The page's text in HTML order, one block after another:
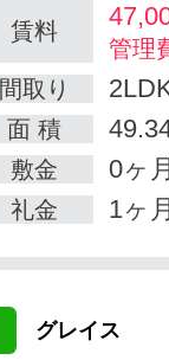
賃料
管理
間取り
面 積
敷金 0ヶ月
礼金 1ヶ月
グレイス